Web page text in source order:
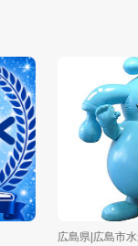
広島県|広島市水道局